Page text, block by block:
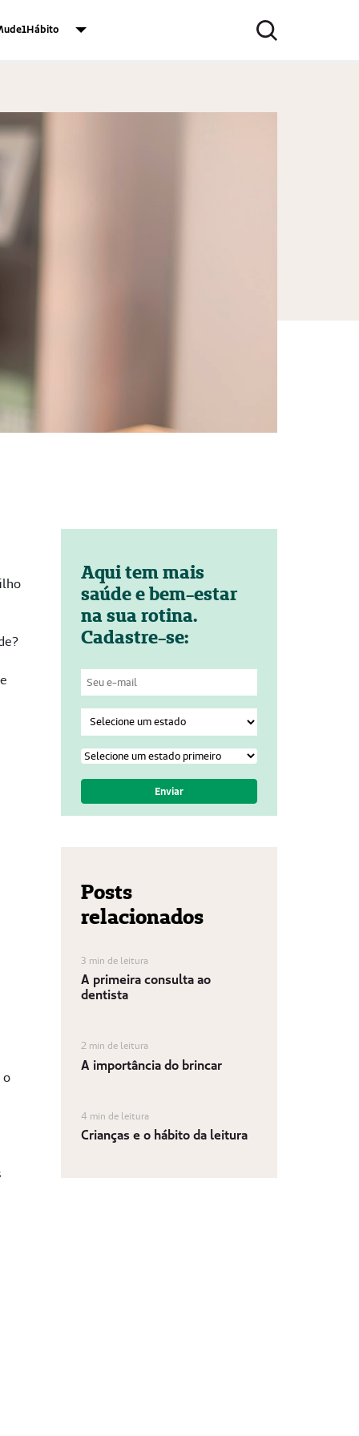
o
Aqui tem mais
saúde e bem-estar
na sua rotina.
Cadastre-se:
Posts
relacionados
3 min de leitura
A primeira consulta ao
dentista
2 min de leitura
A importância do brincar
4 min de leitura
Crianças e o hábito da leitura